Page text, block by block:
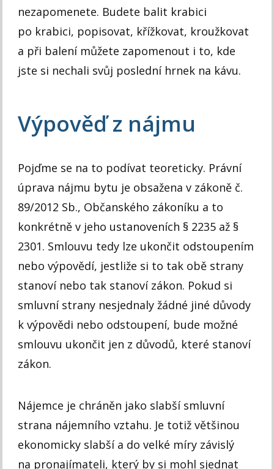
nezapomenete. Budete balit krabici
po krabici, popisovat, křížkovat, kroužkovat
a při balení můžete zapomenout i to, kde
jste si nechali svůj poslední hrnek na kávu.
Výpověď z nájmu
Pojďme se na to podívat teoreticky. Právní
úprava nájmu bytu je obsažena v zákoně č.
89/2012 Sb., Občanského zákoníku a to
konkrétně v jeho ustanoveních § 2235 až §
2301. Smlouvu tedy lze ukončit odstoupením
nebo výpovědí, jestliže si to tak obě strany
stanoví nebo tak stanoví zákon. Pokud si
smluvní strany nesjednaly žádné jiné důvody
k výpovědi nebo odstoupení, bude možné
smlouvu ukončit jen z důvodů, které stanoví
zákon.
Nájemce je chráněn jako slabší smluvní
strana nájemního vztahu. Je totiž většinou
ekonomicky slabší a do velké míry závislý
na pronajímateli, který by si mohl sjednat